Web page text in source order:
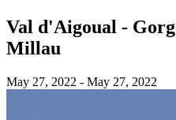
Val d'Aigoual -
Millau
May 27, 2022 - May 27, 2022